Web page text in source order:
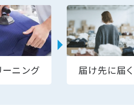
ーニング 届け先に届く